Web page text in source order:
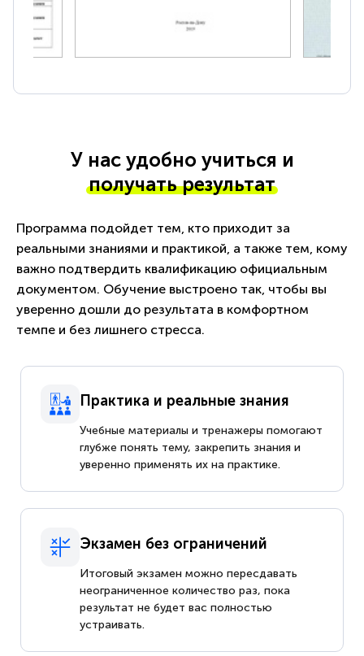
У нас удобно учиться и
получать результат
Программа подойдет тем, кто приходит за
реальными знаниями и практикой, а также тем, кому
важно подтвердить квалификацию официальным
документом. Обучение выстроено так, чтобы вы
уверенно дошли до результата в комфортном
темпе и без лишнего стресса.
Практика и реальные знания
Учебные материалы и тренажеры помогают
глубже понять тему, закрепить знания и
уверенно применять их на практике.
Экзамен без ограничений
Итоговый экзамен можно пересдавать
неограниченное количество раз, пока
результат не будет вас полностью
устраивать.